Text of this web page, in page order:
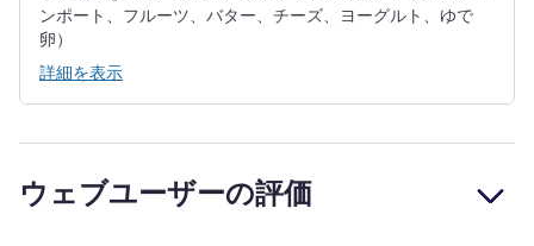
ンポート、フルーツ、バター、チーズ、ヨーグルト、ゆで
卵）
詳細を表示
ウェブユーザーの評価